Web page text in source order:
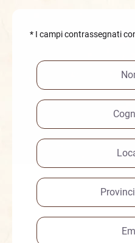
* I campi contrassegnati